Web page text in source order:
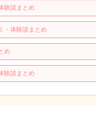
験談まとめ
・体験談まとめ
め
験談まとめ